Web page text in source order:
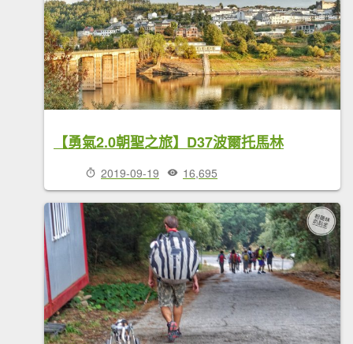
【勇氣2.0朝聖之旅】D37波爾托馬林
2019-09-19 16,695